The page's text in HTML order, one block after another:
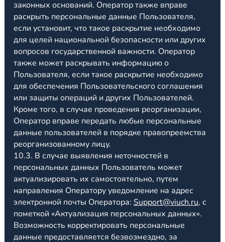
законных оснований. Оператор также вправе
раскрыть персональные данные Пользователя,
если установит, что такое раскрытие необходимо
для целей национальной безопасности или других
вопросов государственной важности. Оператор
также может раскрывать информацию о
Пользователя, если такое раскрытие необходимо
для обеспечения Пользовательского соглашения
или защиты операций и других Пользователей.
Кроме того, в случае проведения реорганизации,
Оператор вправе передать любые персональные
данные пользователей в порядке правопреемства
реорганизованному лицу.
10.3. В случае выявления неточностей в
персональных данных Пользователь может
актуализировать их самостоятельно, путем
направления Оператору уведомление на адрес
электронной почты Оператора: Support@viuch.ru, с
пометкой «Актуализация персональных данных».
Возможность корректировать персональные
данные предоставляется безвозмездно, за